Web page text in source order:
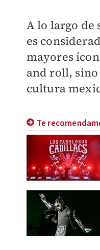
A lo largo de
es
mayores
and roll,
cultura
Te